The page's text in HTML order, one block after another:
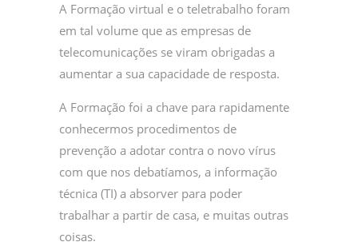
A Formação virtual e o teletrabalho foram
em tal volume que as empresas de
telecomunicações se viram obrigadas a
aumentar a sua capacidade de resposta.
A Formação foi a chave para rapidamente
conhecermos procedimentos de
prevenção a adotar contra o novo vírus
com que nos debatíamos, a informação
técnica (TI) a absorver para poder
trabalhar a partir de casa, e muitas outras
coisas.